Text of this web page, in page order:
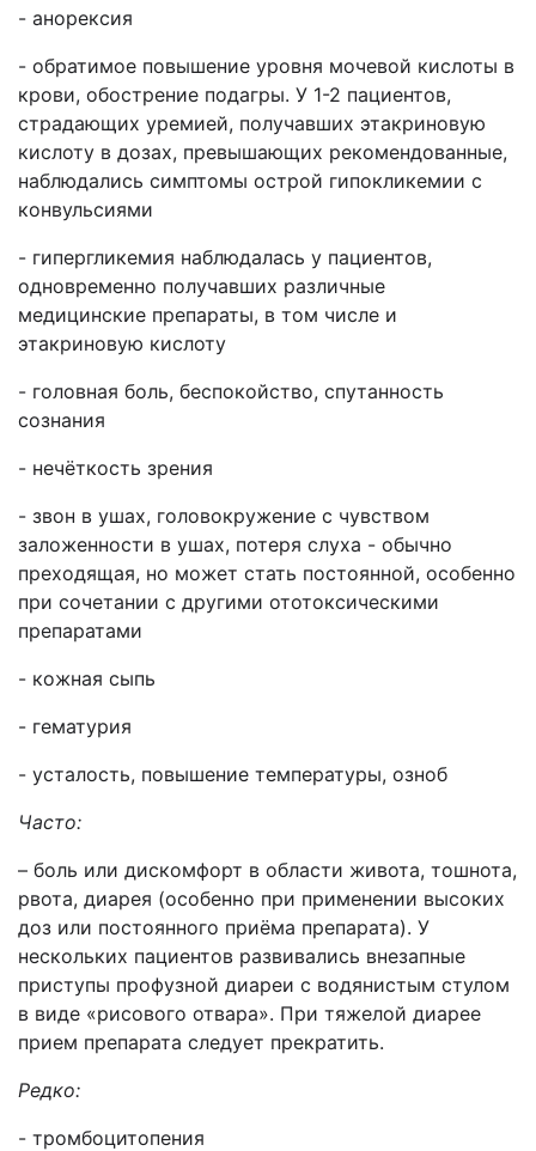
- анорексия
- обратимое повышение уровня мочевой кислоты в
крови, обострение подагры. У 1-2 пациентов,
страдающих уремией, получавших этакриновую
кислоту в дозах, превышающих рекомендованные,
наблюдались симптомы острой гипокликемии с
конвульсиями
- гипергликемия наблюдалась у пациентов,
одновременно получавших различные
медицинские препараты, в том числе и
этакриновую кислоту
- головная боль, беспокойство, спутанность
сознания
- нечёткость зрения
- звон в ушах, головокружение с чувством
заложенности в ушах, потеря слуха - обычно
преходящая, но может стать постоянной, особенно
при сочетании с другими ототоксическими
препаратами
- кожная сыпь
- гематурия
- усталость, повышение температуры, озноб
Часто:
– боль или дискомфорт в области живота, тошнота,
рвота, диарея (особенно при применении высоких
доз или постоянного приёма препарата). У
нескольких пациентов развивались внезапные
приступы профузной диареи с водянистым стулом
в виде «рисового отвара». При тяжелой диарее
прием препарата следует прекратить.
Редко:
- тромбоцитопения